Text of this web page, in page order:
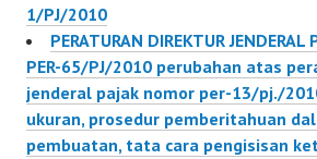
1/PJ/2010
PERATURAN DIREKTUR JENDERAL
PER-65/PJ/2010 perubahan atas
jenderal pajak nomor per-13/pj./
ukuran, prosedur pemberitahuan
pembuatan, tata cara pengisisan